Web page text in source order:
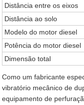
Distância entre os eixos
Distância ao solo
Modelo do motor diesel
Potência do motor diesel
Dimensão total
Como um fabricante
vibratório mecânico de
equipamento de